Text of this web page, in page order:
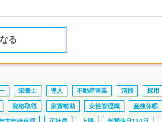
る
栄養士 導入 不動産営業 清掃 採用
資格取得 家賃補助 女性管理職 産後休暇